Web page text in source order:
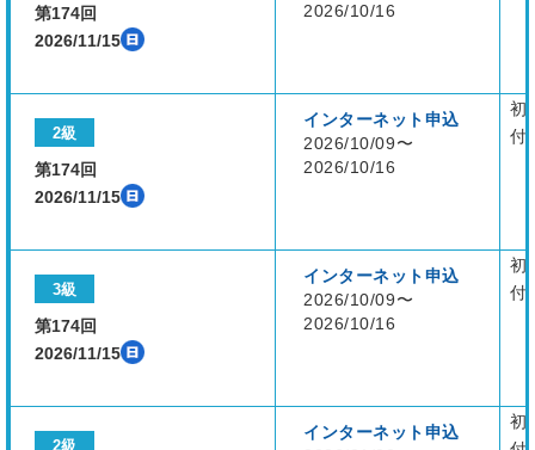
第174回
2026/11/15
2026/10/16
2級
第174回
2026/11/15
インターネット申込
2026/10/09〜
2026/10/16
初
付
3級
第174回
2026/11/15
インターネット申込
2026/10/09〜
2026/10/16
初
付
2級
インターネット申込
初